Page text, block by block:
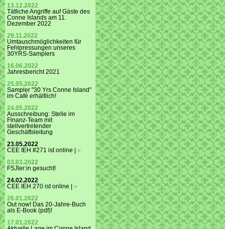
13.12.2022
Tätliche Angriffe auf Gäste des
Conne Islands am 11.
Dezember 2022
29.11.2022
Umtauschmöglichkeiten für
Fehlpressungen unseres
30YRS-Samplers
16.06.2022
Jahresbericht 2021
25.05.2022
Sampler "30 Yrs Conne Island"
im Café erhältlich!
24.05.2022
Ausschreibung: Stelle im
Finanz-Team mit
stellvertretender
Geschäftsleitung
23.05.2022
CEE IEH #271 ist online | »
03.03.2022
FSJler:in gesucht!
24.02.2022
CEE IEH 270 ist online | »
26.01.2022
Out now! Das 20-Jahre-Buch
als E-Book (pdf)!
17.01.2022